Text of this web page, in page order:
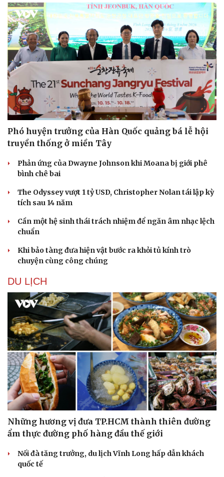
Phó huyện trưởng của Hàn Quốc quảng bá lễ hội
truyền thống ở miền Tây
Phản ứng của Dwayne Johnson khi Moana bị giới phê
bình chê bai
The Odyssey vượt 1 tỷ USD, Christopher Nolan tái lập kỳ
tích sau 14 năm
Cần một hệ sinh thái trách nhiệm để ngăn âm nhạc lệch
chuẩn
Khi bảo tàng đưa hiện vật bước ra khỏi tủ kính trò
chuyện cùng công chúng
DU LỊCH
Những hương vị đưa TP.HCM thành thiên đường
ẩm thực đường phố hàng đầu thế giới
Nối đà tăng trưởng, du lịch Vĩnh Long hấp dẫn khách
quốc tế